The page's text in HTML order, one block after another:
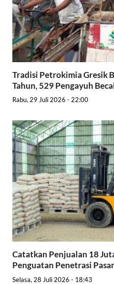
Tradisi Petrokimia Gresik
Tahun, 529 Pengayuh
Rabu, 29 Juli 2026 - 22:00
Catatkan Penjualan 18
Penguatan Penetrasi
Selasa, 28 Juli 2026 - 18:43